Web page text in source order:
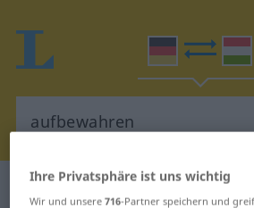
Deutsch-Ungarisch Wörterbuch
Ihre Privatsphäre ist uns wichtig
Wir und unsere716-Partner speichern und